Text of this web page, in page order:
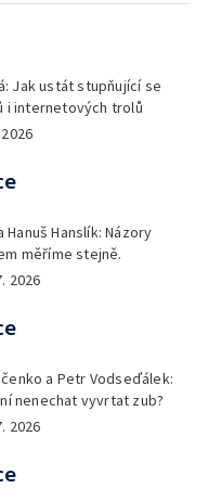
Jak ustát stupňující se
i internetových trolů
Hanuš Hanslík: Názory
měříme stejně.
2026
a Petr Vodseďálek:
nenechat vyvrtat zub?
2026